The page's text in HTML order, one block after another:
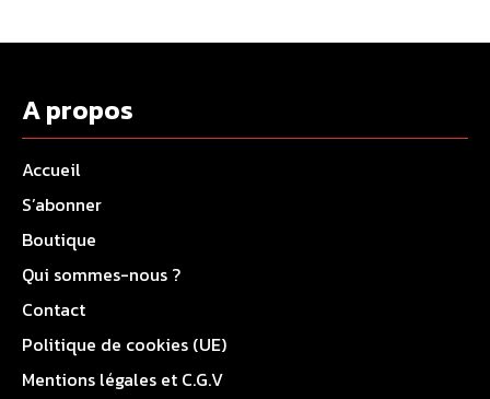
A propos
Accueil
S’abonner
Boutique
Qui sommes-nous ?
Contact
Politique de cookies (UE)
Mentions légales et C.G.V